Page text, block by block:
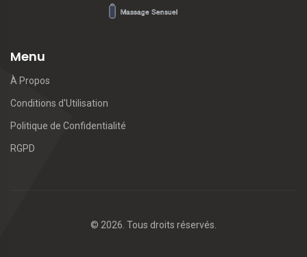
Menu
À Propos
Conditions d'Utilisation
Politique de Confidentialité
RGPD
© 2026. Tous droits réservés.